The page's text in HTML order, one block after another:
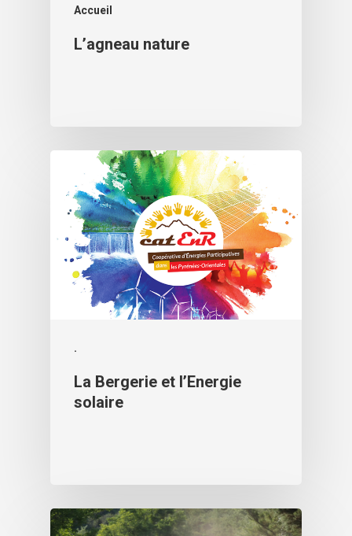
Accueil
L’agneau nature
.
La Bergerie et l’Energie
solaire